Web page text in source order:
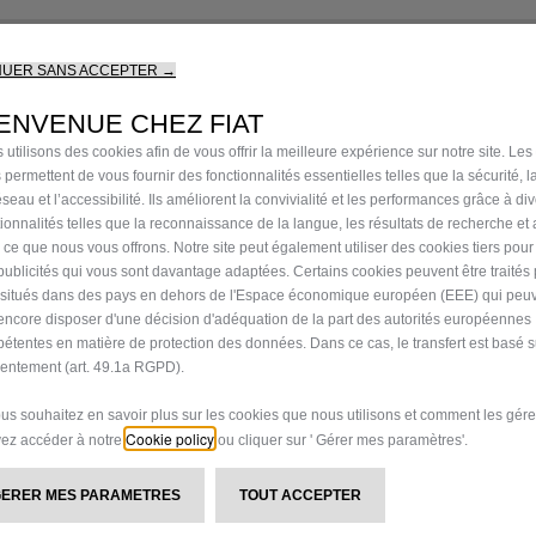
utilitaire
sélection d'accessoires d'origine adaptés à
SANS ACCEPTER →
CHEZ FIAT
utilisons des cookies afin de vous offrir la meilleure expérience sur notre site.
permettent de vous fournir des fonctionnalités essentielles telles que la sécurité,
et l’accessibilité. Ils améliorent la convivialité et les performances grâce à
telles que la reconnaissance de la langue, les résultats de recherche et
que nous vous offrons. Notre site peut également utiliser des cookies tiers
qui vous sont davantage adaptées. Certains cookies peuvent être traités
dans des pays en dehors de l'Espace économique européen (EEE) qui
disposer d'une décision d'adéquation de la part des autorités européennes
en matière de protection des données. Dans ce cas, le transfert est basé
(art. 49.1a RGPD).
souhaitez en savoir plus sur les cookies que nous utilisons et comment les
accéder à notre Cookie policy ou cliquer sur ' Gérer mes paramètres'.
GERER MES PARAMETRES TOUT ACCEPTER